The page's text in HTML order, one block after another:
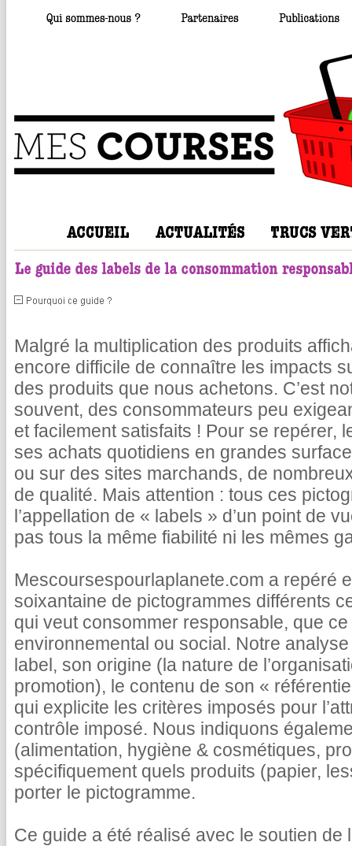
Malgré la multiplication des produits
encore difficile de connaître les impacts
des produits que nous achetons. C’est
souvent, des consommateurs peu
et facilement satisfaits ! Pour se repérer,
ses achats quotidiens en grandes
ou sur des sites marchands, de
de qualité. Mais attention : tous ces
l’appellation de « labels » d’un point de
pas tous la même fiabilité ni les mêmes
Mescoursespourlaplanete.com a repéré
soixantaine de pictogrammes différents
qui veut consommer responsable, que ce
environnemental ou social. Notre
label, son origine (la nature de
promotion), le contenu de son «
qui explicite les critères imposés pour
contrôle imposé. Nous indiquons
(alimentation, hygiène & cosmétiques,
spécifiquement quels produits (papier,
porter le pictogramme.
Ce guide a été réalisé avec le soutien de